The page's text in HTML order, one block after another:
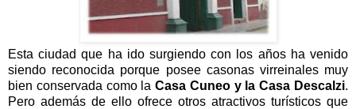
Esta ciudad que ha ido surgiendo con los años ha venido
siendo reconocida porque posee casonas virreinales muy
bien conservada como laCasa Cuneo y la Casa Descalzi.
Pero además de ello ofrece otros atractivos turísticos que